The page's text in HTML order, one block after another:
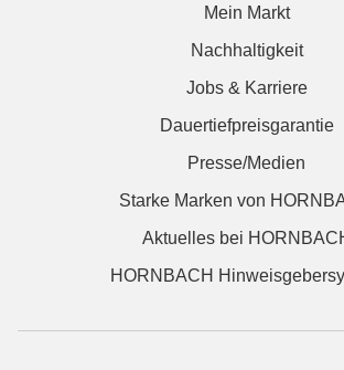
Mein Markt
Nachhaltigkeit
Jobs & Karriere
Dauertiefpreisgarantie
Presse/Medien
Starke Marken von
Aktuelles bei
HORNBACH